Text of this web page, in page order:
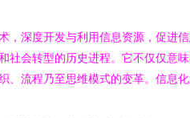
，深度开发与利用信息资源，促进
社会转型的历史进程。它不仅仅意
、流程乃至思维模式的变革。信息